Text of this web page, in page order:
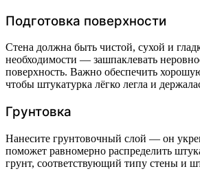
Подготовка поверхности
Стена должна быть чистой, сухой и
необходимости — зашпаклевать
поверхность. Важно обеспечить
чтобы штукатурка лёгко легла и
Грунтовка
Нанесите грунтовочный слой — он
поможет равномерно распределить
грунт, соответствующий типу стены и